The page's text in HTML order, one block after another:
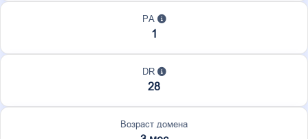
PA
1
DR
28
Возраст домена